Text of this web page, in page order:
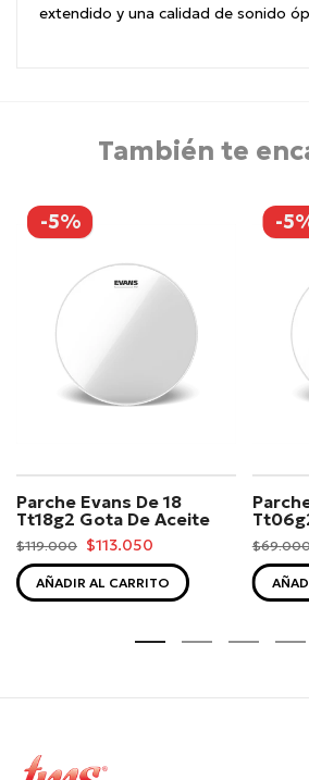
extendido y una calidad de sonido
También te
-5%
Parche Evans De 18
Tt18g2 Gota De Aceite
$119.000 $113.050
AÑADIR AL CARRITO
-